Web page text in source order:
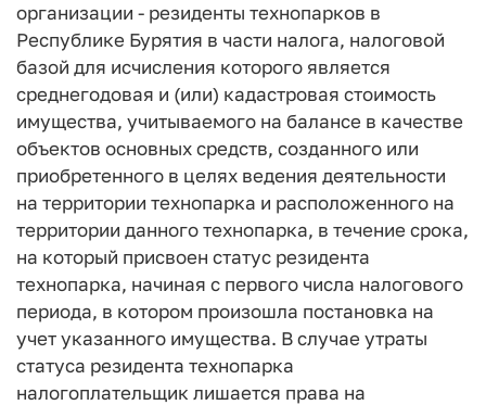
организации - резиденты технопарков в
Республике Бурятия в части налога, налоговой
базой для исчисления которого является
среднегодовая и (или) кадастровая стоимость
имущества, учитываемого на балансе в качестве
объектов основных средств, созданного или
приобретенного в целях ведения деятельности
на территории технопарка и расположенного на
территории данного технопарка, в течение срока,
на который присвоен статус резидента
технопарка, начиная с первого числа налогового
периода, в котором произошла постановка на
учет указанного имущества. В случае утраты
статуса резидента технопарка
налогоплательщик лишается права на